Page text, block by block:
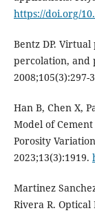
https://doi.org/
Bentz DP.
percolation, and
2008;105(3):297-
Han B, Chen X,
Model of
Porosity
2023;13(3):1919.
Martinez
Rivera R.